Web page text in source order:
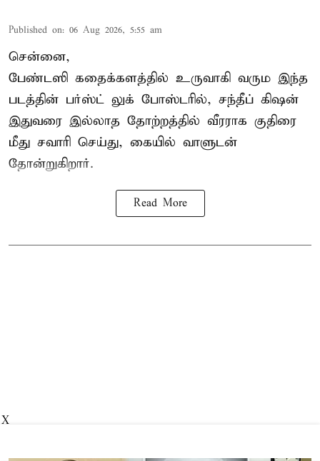
Published on: 06 Aug 2026, 5:55 am
சென்னை,
பேண்டஸி கதைக்களத்தில் உருவாகி வரும இந்த
படத்தின் பர்ஸ்ட் லுக் போஸ்டரில், சந்தீப் கிஷன்
இதுவரை இல்லாத தோற்றத்தில் வீரராக குதிரை
மீது சவாரி செய்து, கையில் வாளுடன்
தோன்றுகிறார்.
Read More
X